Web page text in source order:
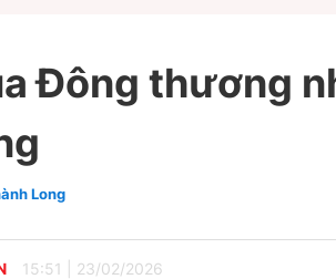
Đông thương
Long
15:51 23/02/2026